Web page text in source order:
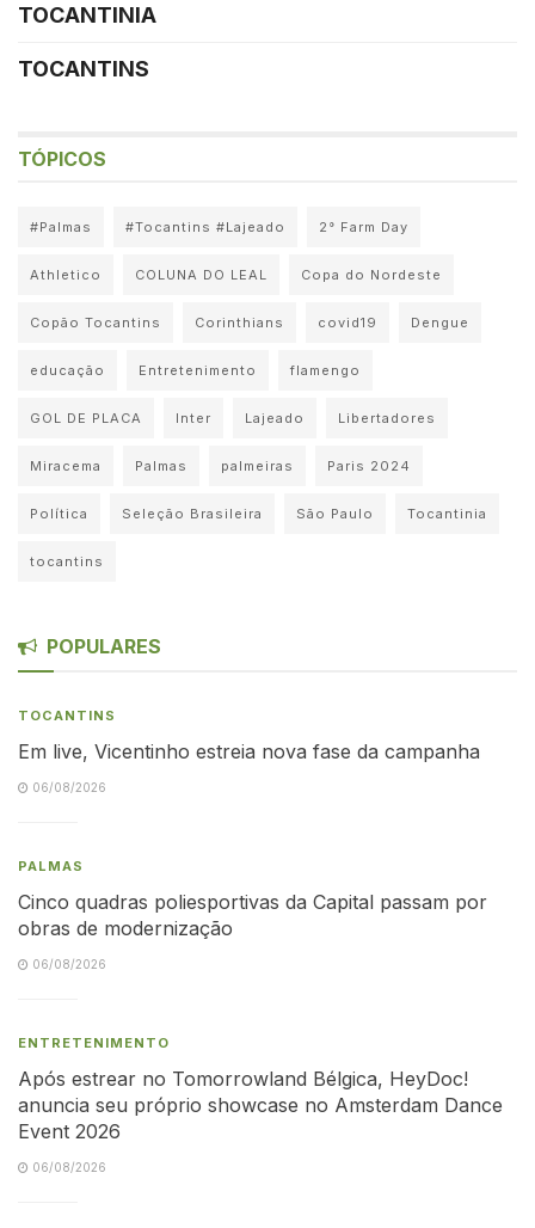
TOCANTINIA
TOCANTINS
TÓPICOS
#Palmas #Tocantins #Lajeado 2° Farm Day
Athletico COLUNA DO LEAL Copa do Nordeste
Copão Tocantins Corinthians covid19 Dengue
educação Entretenimento flamengo
GOL DE PLACA Inter Lajeado Libertadores
Miracema Palmas palmeiras Paris 2024
Política Seleção Brasileira São Paulo Tocantinia
tocantins
POPULARES
TOCANTINS
Em live, Vicentinho estreia nova fase da campanha
06/08/2026
PALMAS
Cinco quadras poliesportivas da Capital passam por
obras de modernização
06/08/2026
ENTRETENIMENTO
Após estrear no Tomorrowland Bélgica, HeyDoc!
anuncia seu próprio showcase no Amsterdam Dance
Event 2026
06/08/2026